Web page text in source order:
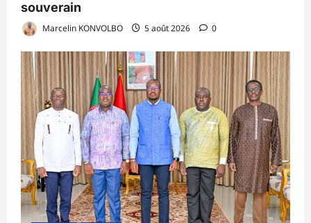
souverain
Marcelin KONVOLBO 5 août 2026 0